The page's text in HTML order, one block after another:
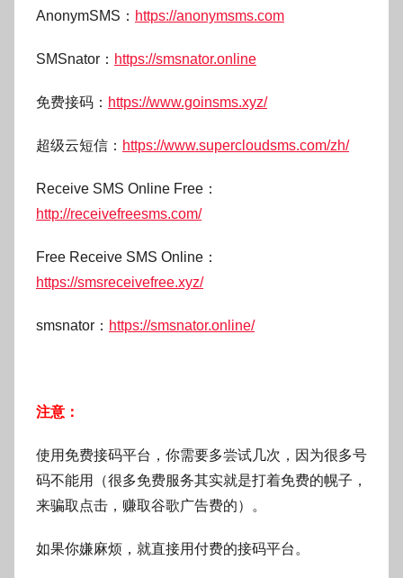
k
g
g
AnonymSMS： https://anonymsms.com
SMSnator： https://smsnator.online
免费接码： https://www.goinsms.xyz/
超级云短信： https://www.supercloudsms.com/zh/
Receive SMS Online Free：
http://receivefreesms.com/
Free Receive SMS Online：
https://smsreceivefree.xyz/
smsnator： https://smsnator.online/
注意：
使用免费接码平台，你需要多尝试几次，因为很多号
码不能用（很多免费服务其实就是打着免费的幌子，
来骗取点击，赚取谷歌广告费的）。
如果你嫌麻烦，就直接用付费的接码平台。